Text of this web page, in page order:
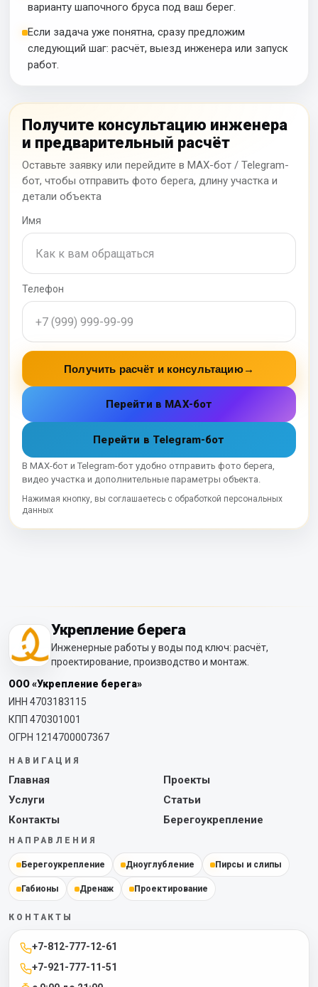
варианту шапочного бруса под ваш берег.
Если задача уже понятна, сразу предложим
следующий шаг: расчёт, выезд инженера или запуск
работ.
Получите консультацию инженера
и предварительный расчёт
Оставьте заявку или перейдите в MAX-бот / Telegram-
бот, чтобы отправить фото берега, длину участка и
детали объекта
Имя
Телефон
Получить расчёт и консультацию→
Перейти в MAX-бот
Перейти в Telegram-бот
В MAX-бот и Telegram-бот удобно отправить фото берега,
видео участка и дополнительные параметры объекта.
Нажимая кнопку, вы соглашаетесь с обработкой персональных
данных
Укрепление берега
Инженерные работы у воды под ключ: расчёт,
проектирование, производство и монтаж.
ООО «Укрепление берега»
ИНН 4703183115
КПП 470301001
ОГРН 1214700007367
НАВИГАЦИЯ
Главная
Проекты
Услуги
Статьи
Контакты
Берегоукрепление
НАПРАВЛЕНИЯ
Берегоукрепление Дноуглубление Пирсы и слипы
Габионы Дренаж Проектирование
КОНТАКТЫ
+7-812-777-12-61
+7-921-777-11-51